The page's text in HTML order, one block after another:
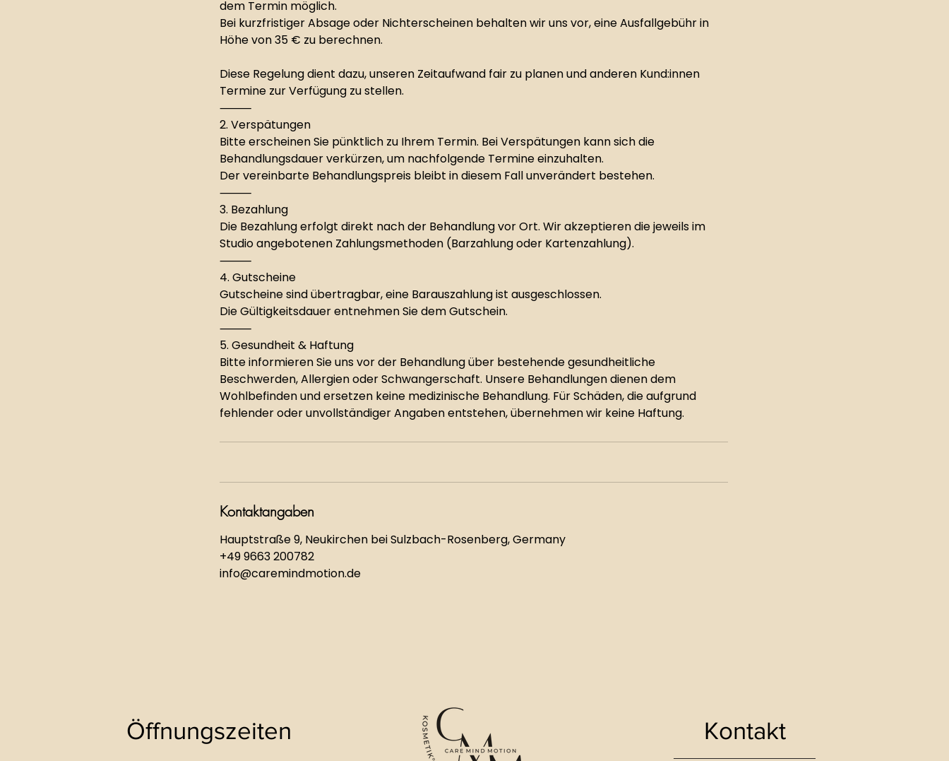
dem Termin möglich.
Bei kurzfristiger Absage oder Nichterscheinen behalten wir uns vor, eine Ausfallgebühr in
Höhe von 35 € zu berechnen.
Diese Regelung dient dazu, unseren Zeitaufwand fair zu planen und anderen Kund:innen
Termine zur Verfügung zu stellen.
⸻
2. Verspätungen
Bitte erscheinen Sie pünktlich zu Ihrem Termin. Bei Verspätungen kann sich die
Behandlungsdauer verkürzen, um nachfolgende Termine einzuhalten.
Der vereinbarte Behandlungspreis bleibt in diesem Fall unverändert bestehen.
⸻
3. Bezahlung
Die Bezahlung erfolgt direkt nach der Behandlung vor Ort. Wir akzeptieren die jeweils im
Studio angebotenen Zahlungsmethoden (Barzahlung oder Kartenzahlung).
⸻
4. Gutscheine
Gutscheine sind übertragbar, eine Barauszahlung ist ausgeschlossen.
Die Gültigkeitsdauer entnehmen Sie dem Gutschein.
⸻
5. Gesundheit & Haftung
Bitte informieren Sie uns vor der Behandlung über bestehende gesundheitliche
Beschwerden, Allergien oder Schwangerschaft. Unsere Behandlungen dienen dem
Wohlbefinden und ersetzen keine medizinische Behandlung. Für Schäden, die aufgrund
Kontaktangaben
Hauptstraße 9, Neukirchen bei Sulzbach-Rosenberg, Germany
+49 9663 200782
info@caremindmotion.de
Öffnungszeiten Kontakt